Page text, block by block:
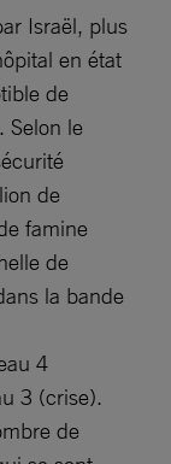
Israël, plus
en état
de
Selon le
de
famine
de
la bande
4
3 (crise).
de